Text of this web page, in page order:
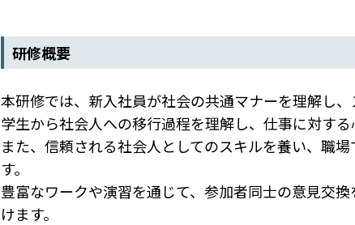
研修概要
本研修では、新入社員が社会の共通マナーを理解し
学生から社会人への移行過程を理解し、仕事に対す
また、信頼される社会人としてのスキルを養い、職
す。
豊富なワークや演習を通じて、参加者同士の意見交
けます。